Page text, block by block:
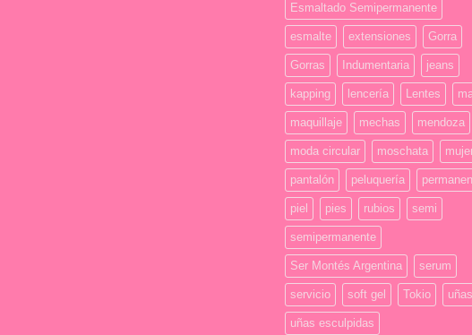
Esmaltado Semipermanente
esmalte extensiones Gorra
Gorras Indumentaria jeans
kapping lencería Lentes
maquillaje mechas mendoza
moda circular moschata
pantalón peluquería
piel pies rubios semi
semipermanente
Ser Montés Argentina serum
servicio soft gel Tokio uñas
uñas esculpidas